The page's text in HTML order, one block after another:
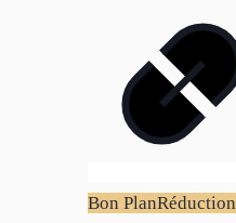
Bon PlanRéduction